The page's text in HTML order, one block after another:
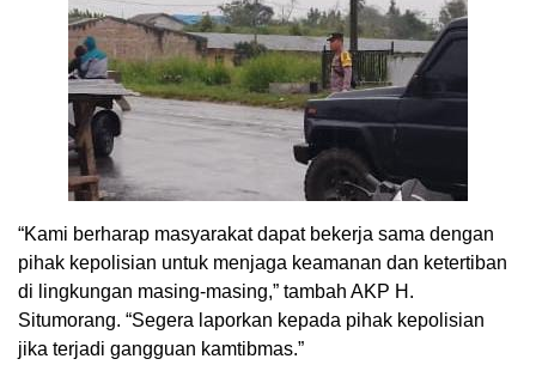
“Kami berharap masyarakat dapat bekerja sama dengan
pihak kepolisian untuk menjaga keamanan dan ketertiban
di lingkungan masing-masing,” tambah AKP H.
Situmorang. “Segera laporkan kepada pihak kepolisian
jika terjadi gangguan kamtibmas.”